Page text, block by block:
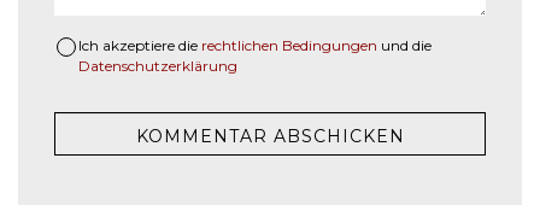
Ich akzeptiere die rechtlichen Bedingungen und die
Datenschutzerklärung